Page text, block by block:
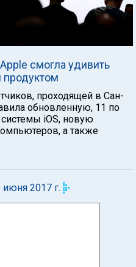
смогла удивить
проходящей в Сан-
обновленную, 11 по
iOS, новую
а также
2017 г.